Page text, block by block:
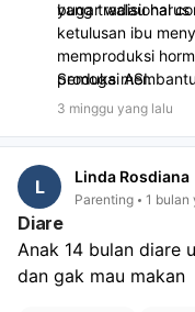
bugar walau harus
ketulusan ibu
memproduksi
produksi ASI.
yang tradisional
Semoga
3 minggu yang lalu
L Linda Rosdiana
Parenting 1 bulan
Diare
Anak 14 bulan diare
dan gak mau makan